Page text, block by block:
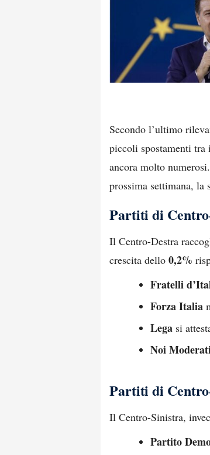
Secondo l’ultimo
piccoli spostamenti
ancora molto
prossima settimana, la
Partiti di
Il Centro-Destra
crescita dello 0,2%
Fratelli
Forza Italia
Lega si
Noi
Partiti di
Il Centro-Sinistra,
Partito